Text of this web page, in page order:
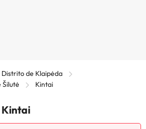
Distrito de Klaipėda
Šilutė
Kintai
Kintai